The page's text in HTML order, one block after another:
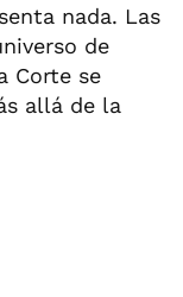
nada. Las
de
Corte se
allá de la